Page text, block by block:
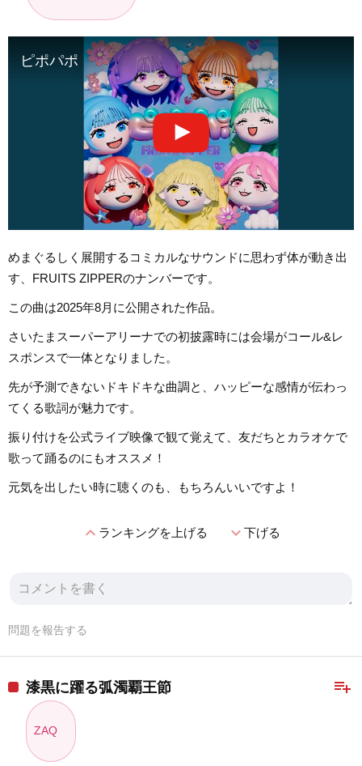
ピポパポ
めまぐるしく展開するコミカルなサウンドに思わず体が動き出
す、FRUITS ZIPPERのナンバーです。
この曲は2025年8月に公開された作品。
さいたまスーパーアリーナでの初披露時には会場がコール&レ
スポンスで一体となりました。
先が予測できないドキドキな曲調と、ハッピーな感情が伝わっ
てくる歌詞が魅力です。
振り付けを公式ライブ映像で観て覚えて、友だちとカラオケで
歌って踊るのにもオススメ！
元気を出したい時に聴くのも、もちろんいいですよ！
expand_lessランキングを上げる expand_more下げる
問題を報告する
playlist_add
漆黒に躍る弧濁覇王節
ZAQ